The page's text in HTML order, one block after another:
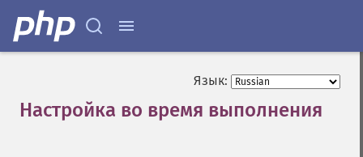
Язык:
Настройка во время выполнения